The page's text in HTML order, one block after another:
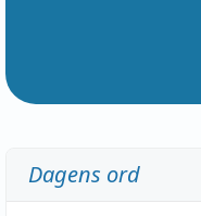
Dagens ord